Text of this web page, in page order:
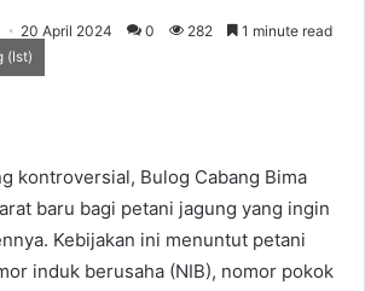
20 April 2024 0 282 1 minute read
(Ist)
kontroversial, Bulog Cabang Bima
baru bagi petani jagung yang ingin
Kebijakan ini menuntut petani
induk berusaha (NIB), nomor pokok